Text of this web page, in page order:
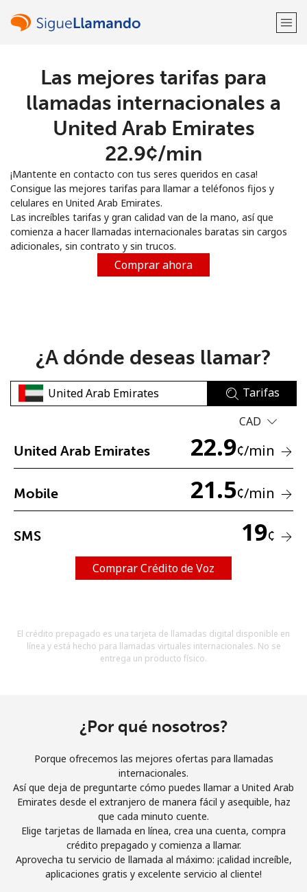
¡Bienvenido!
Regístrate con
o
No se ha creado una contraseña
Una letra mayúscula y una minúscula
Un número
estos Términos y condiciones.
¡Hola!
Inicia sesión oREGÍSTRATE →
Las mejores tarifas para
llamadas internacionales a
United Arab Emirates
⁦22.9¢⁩/min
¡Mantente en contacto con tus seres queridos en casa!
Consigue las mejores tarifas para llamar a teléfonos fijos y
celulares en United Arab Emirates.
Las increíbles tarifas y gran calidad van de la mano, así que
comienza a hacer llamadas internacionales baratas sin cargos
adicionales, sin contrato y sin trucos.
Comprar ahora
¿A dónde deseas llamar?
Tarifas
CAD
United Arab Emirates 22.9¢/min
Mobile 21.5¢/min
SMS 19¢
Comprar Crédito de Voz
El crédito prepagado es una tarjeta de llamadas digital disponible en
línea y está hecho para llamadas virtuales internacionales. No se
entrega un producto físico.
¿Por qué nosotros?
Porque ofrecemos las mejores ofertas para llamadas
internacionales.
Así que deja de preguntarte cómo puedes llamar a United Arab
Emirates desde el extranjero de manera fácil y asequible, haz
que cada minuto cuente.
Elige tarjetas de llamada en línea, crea una cuenta, compra
crédito prepagado y comienza a llamar.
Aprovecha tu servicio de llamada al máximo: ¡calidad increíble,
aplicaciones gratis y excelente servicio al cliente!